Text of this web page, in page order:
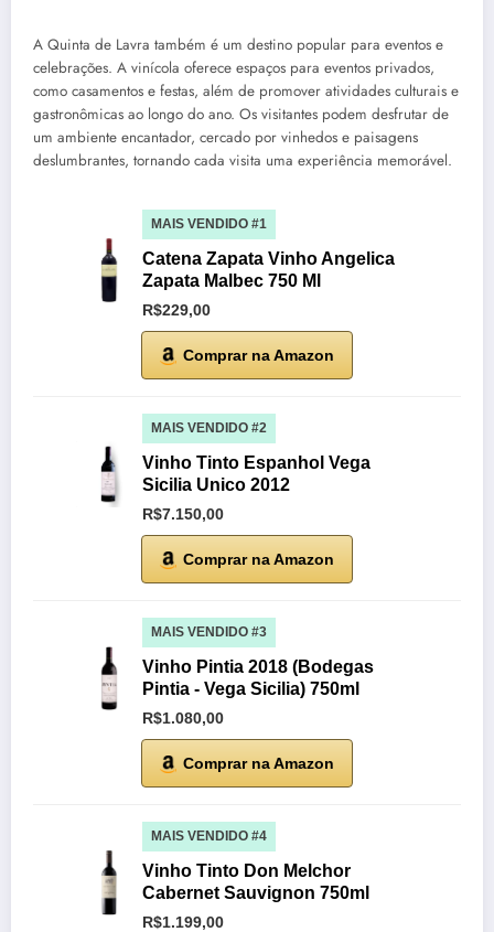
A Quinta de Lavra também é um destino popular para eventos e
celebrações. A vinícola oferece espaços para eventos privados,
como casamentos e festas, além de promover atividades culturais e
gastronômicas ao longo do ano. Os visitantes podem desfrutar de
um ambiente encantador, cercado por vinhedos e paisagens
deslumbrantes, tornando cada visita uma experiência memorável.
MAIS VENDIDO #1
Catena Zapata Vinho Angelica
Zapata Malbec 750 Ml
R$229,00
Comprar na Amazon
MAIS VENDIDO #2
Vinho Tinto Espanhol Vega
Sicilia Unico 2012
R$7.150,00
Comprar na Amazon
MAIS VENDIDO #3
Vinho Pintia 2018 (Bodegas
Pintia - Vega Sicilia) 750ml
R$1.080,00
Comprar na Amazon
MAIS VENDIDO #4
Vinho Tinto Don Melchor
Cabernet Sauvignon 750ml
R$1.199,00